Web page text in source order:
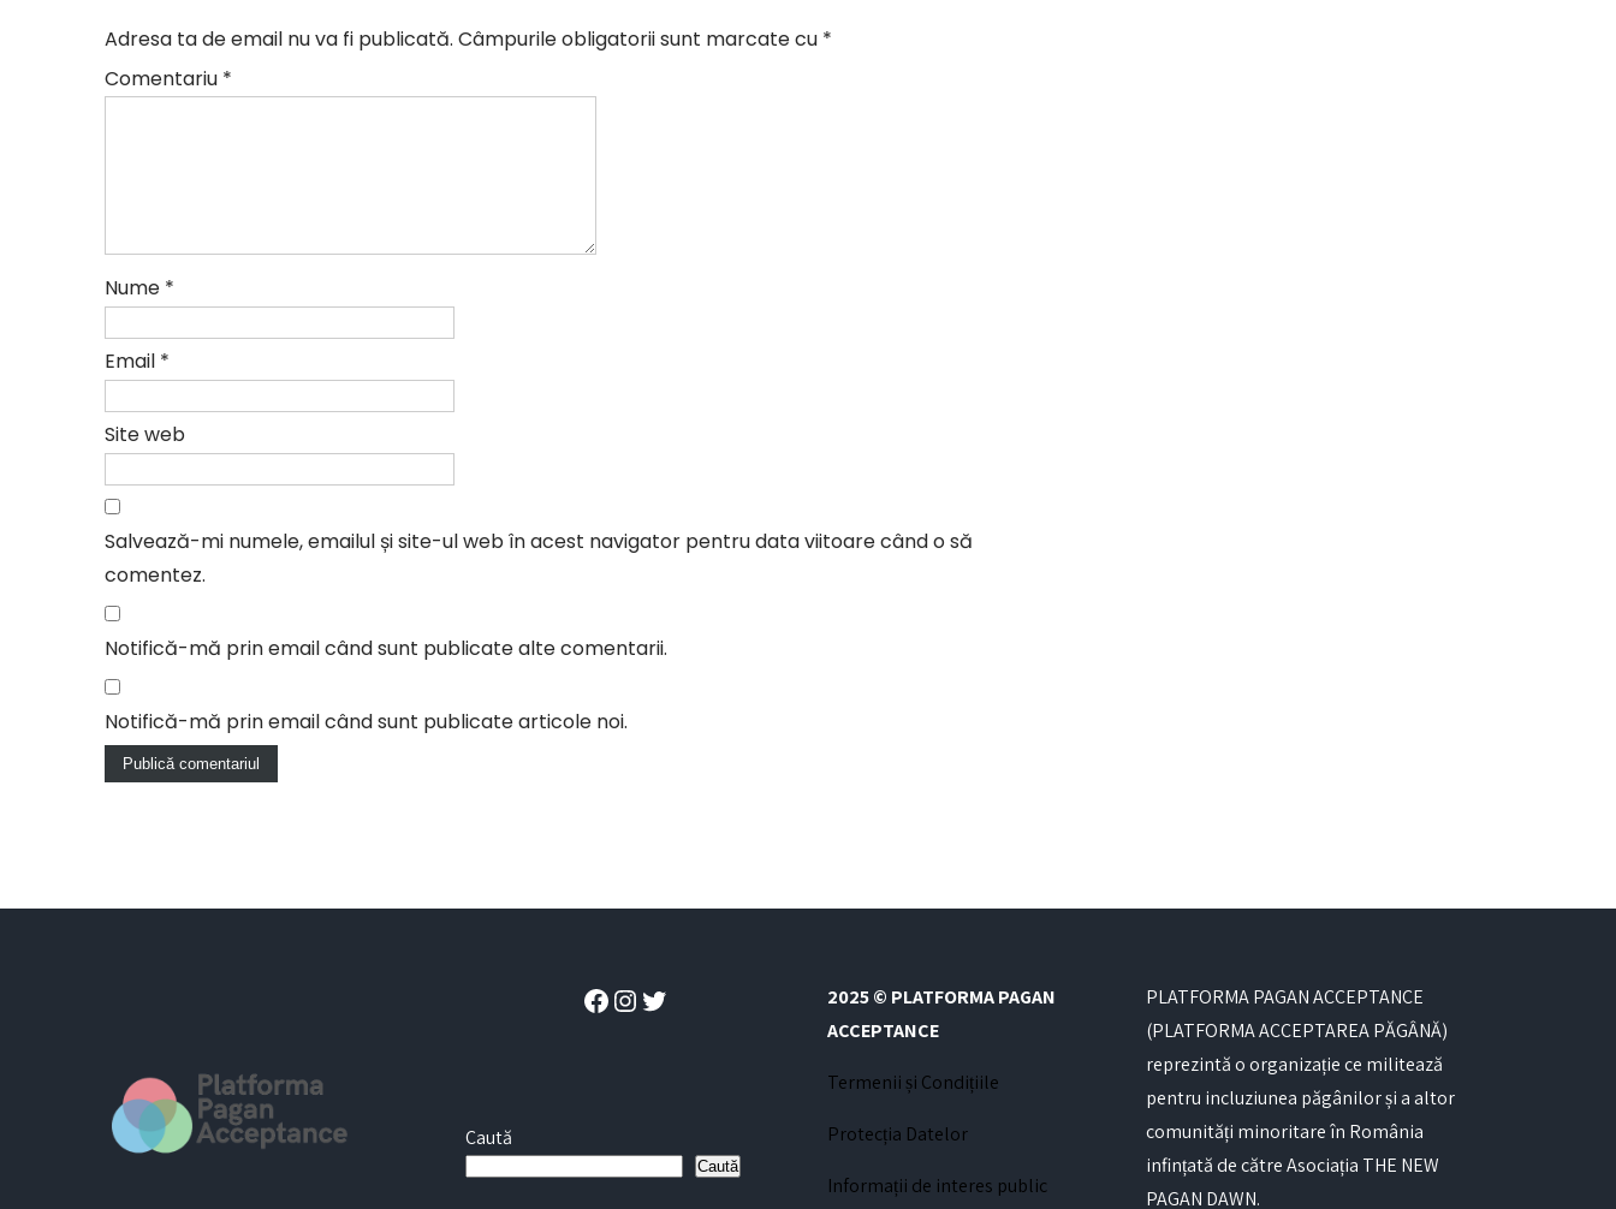
Adresa ta de email nu va fi publicată. Câmpurile obligatorii sunt marcate cu *
Comentariu *
Nume *
Email *
Site web
Salvează-mi numele, emailul și site-ul web în acest navigator pentru data viitoare când o să
comentez.
Notifică-mă prin email când sunt publicate alte comentarii.
Notifică-mă prin email când sunt publicate articole noi.
Facebook
Instagram
Caută
Caută
2025 © PLATFORMA PAGAN
ACCEPTANCE
Termenii și Condițiile
Protecția Datelor
Informații de interes public
PLATFORMA PAGAN ACCEPTANCE
(PLATFORMA ACCEPTAREA PĂGÂNĂ)
reprezintă o organizație ce militează
pentru incluziunea păgânilor și a altor
comunități minoritare în România
infințată de către Asociația THE NEW
PAGAN DAWN.